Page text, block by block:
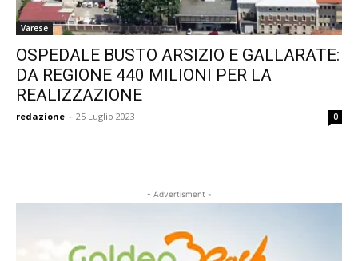
Varese
OSPEDALE BUSTO ARSIZIO E GALLARATE:
DA REGIONE 440 MILIONI PER LA
REALIZZAZIONE
redazione - 25 Luglio 2023 0
- Advertisment -